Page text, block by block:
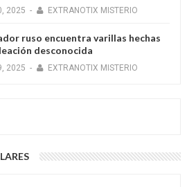
2025 - EXTRANOTIX MISTERIO
ruso encuentra varillas hechas
desconocida
2025 - EXTRANOTIX MISTERIO